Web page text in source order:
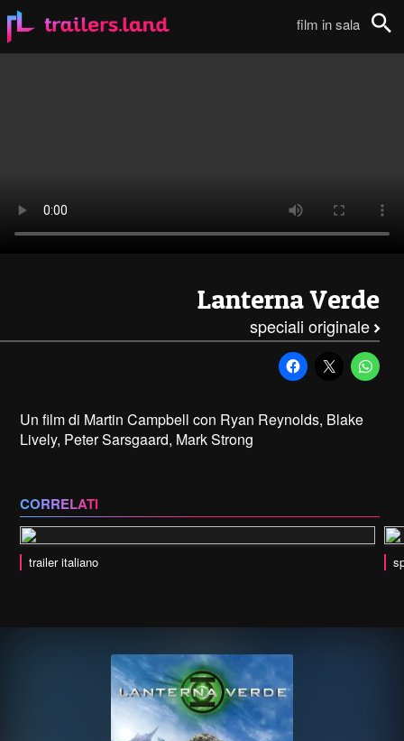
film in sala
Lanterna Verde
speciali originale
Un film di Martin Campbell con Ryan Reynolds, Blake
Lively, Peter Sarsgaard, Mark Strong
CORRELATI
trailer italiano